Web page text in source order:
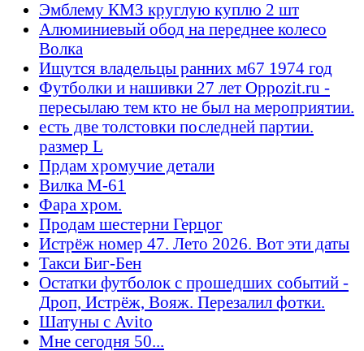
Эмблему КМЗ круглую куплю 2 шт
Алюминиевый обод на переднее колесо
Волка
Ищутся владельцы ранних м67 1974 год
Футболки и нашивки 27 лет Oppozit.ru -
пересылаю тем кто не был на мероприятии.
есть две толстовки последней партии.
размер L
Прдам хромучие детали
Вилка М-61
Фара хром.
Продам шестерни Герцог
Истрёж номер 47. Лето 2026. Вот эти даты
Такси Биг-Бен
Остатки футболок с прошедших событий -
Дроп, Истрёж, Вояж. Перезалил фотки.
Шатуны с Avito
Мне сегодня 50...